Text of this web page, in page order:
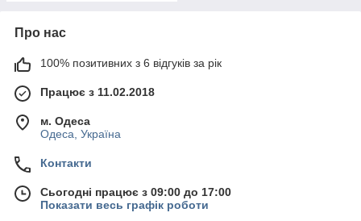
Про нас
100% позитивних з 6 відгуків за рік
Працює з 11.02.2018
м. Одеса
Одеса, Україна
Контакти
Сьогодні працює з 09:00 до 17:00
Показати весь графік роботи